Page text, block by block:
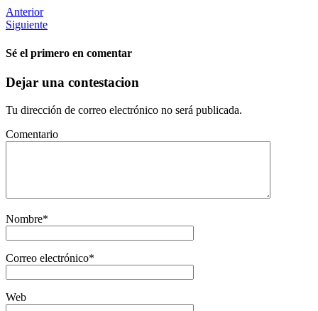
Anterior
Siguiente
Sé el primero en comentar
Dejar una contestacion
Tu dirección de correo electrónico no será publicada.
Comentario
Nombre*
Correo electrónico*
Web